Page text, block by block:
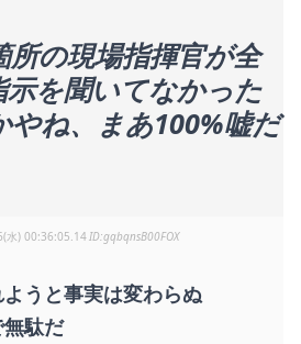
所の現場指揮官が全
示を聞いてなかった
やね、まあ100%嘘だ
水) 00:36:05.14 gqbqnsB00FOX
うと事実は変わらぬ
駄だ